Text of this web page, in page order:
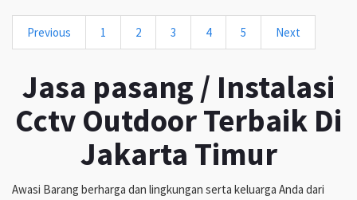
Previous 1 2 3 4 5 Next
Jasa pasang / Instalasi
Cctv Outdoor Terbaik Di
Jakarta Timur
Awasi Barang berharga dan lingkungan serta keluarga Anda dari